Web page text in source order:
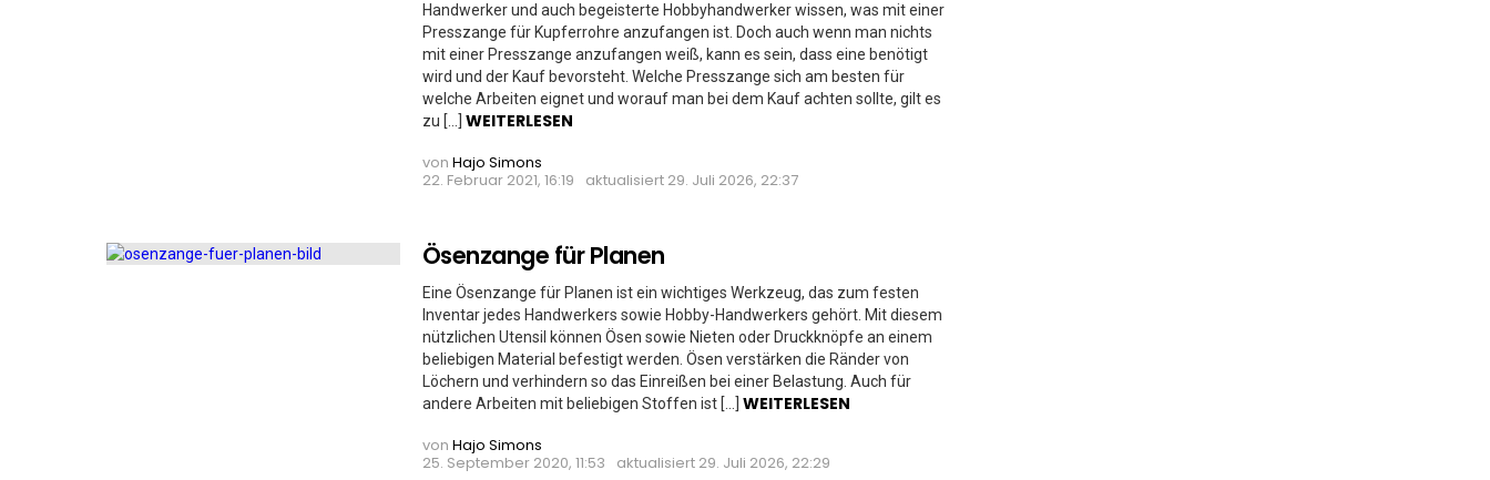
Handwerker und auch begeisterte Hobbyhandwerker wissen, was mit einer
Presszange für Kupferrohre anzufangen ist. Doch auch wenn man nichts
mit einer Presszange anzufangen weiß, kann es sein, dass eine benötigt
wird und der Kauf bevorsteht. Welche Presszange sich am besten für
welche Arbeiten eignet und worauf man bei dem Kauf achten sollte, gilt es
zu […] WEITERLESEN
von Hajo Simons
22. Februar 2021, 16:19
aktualisiert 29. Juli 2026, 22:37
Ösenzange für Planen
Eine Ösenzange für Planen ist ein wichtiges Werkzeug, das zum festen
Inventar jedes Handwerkers sowie Hobby-Handwerkers gehört. Mit diesem
nützlichen Utensil können Ösen sowie Nieten oder Druckknöpfe an einem
beliebigen Material befestigt werden. Ösen verstärken die Ränder von
Löchern und verhindern so das Einreißen bei einer Belastung. Auch für
andere Arbeiten mit beliebigen Stoffen ist […] WEITERLESEN
von Hajo Simons
25. September 2020, 11:53
aktualisiert 29. Juli 2026, 22:29